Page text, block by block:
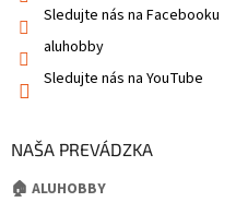
Sledujte nás na Facebooku
aluhobby
Sledujte nás na YouTube
NAŠA PREVÁDZKA
🏠 ALUHOBBY